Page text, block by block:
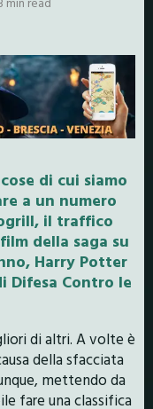
di cui siamo
a un numero
il traffico
della saga su
Harry Potter
Difesa Contro le
di altri. A volte è
della sfacciata
mettendo da
fare una classifica